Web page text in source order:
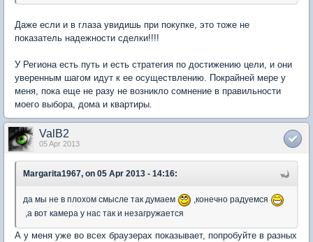
Даже если и в глаза увидишь при покупке, это тоже не
показатель надежности сделки!!!!
У Региона есть путь и есть стратегия по достижению цели, и они
уверенным шагом идут к ее осуществлению. Покрайней мере у
меня, пока еще не разу не возникло сомнение в правильности
моего выбора, дома и квартиры.
ValB2
05 Apr 2013
Margarita1967, on 05 Apr 2013 - 14:16:
да мы не в плохом смысле так думаем
,конечно радуемся
,а вот камера у нас так и незагружается
А у меня уже во всех браузерах показывает, попробуйте в разных